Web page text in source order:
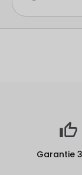
Garantie